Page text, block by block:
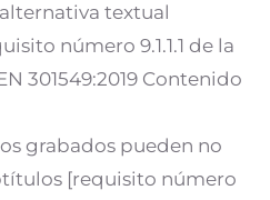
textual
número 9.1.1.1 de la
301549:2019 Contenido
grabados pueden no
[requisito número